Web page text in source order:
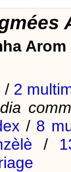
Arom
/ 2
/ 8
/